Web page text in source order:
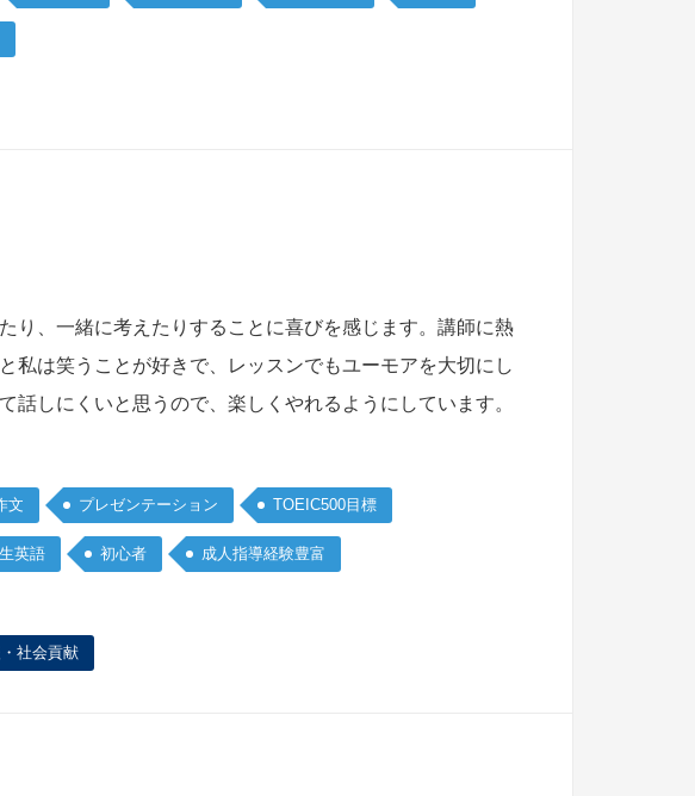
り、一緒に考えたりすることに喜びを感じます。講師に熱
私は笑うことが好きで、レッスンでもユーモアを大切にし
しにくいと思うので、楽しくやれるようにしています。
文 プレゼンテーション TOEIC500目標
英語 初心者 成人指導経験豊富
社会貢献